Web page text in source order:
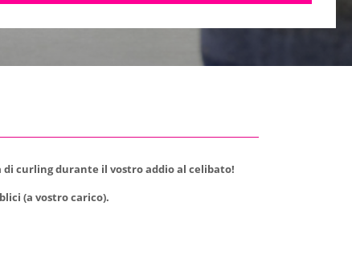
curling durante il vostro addio al celibato!
(a vostro carico).